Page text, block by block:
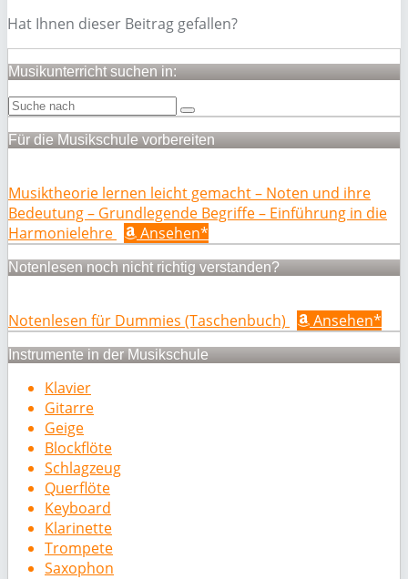
Hat Ihnen dieser Beitrag gefallen?
Musikunterricht suchen in:
Für die Musikschule vorbereiten
Musiktheorie lernen leicht gemacht – Noten und ihre
Bedeutung – Grundlegende Begriffe – Einführung in die
Harmonielehre
Ansehen*
Notenlesen noch nicht richtig verstanden?
Notenlesen für Dummies (Taschenbuch) Ansehen*
Instrumente in der Musikschule
Klavier
Gitarre
Geige
Blockflöte
Schlagzeug
Querflöte
Keyboard
Klarinette
Trompete
Saxophon